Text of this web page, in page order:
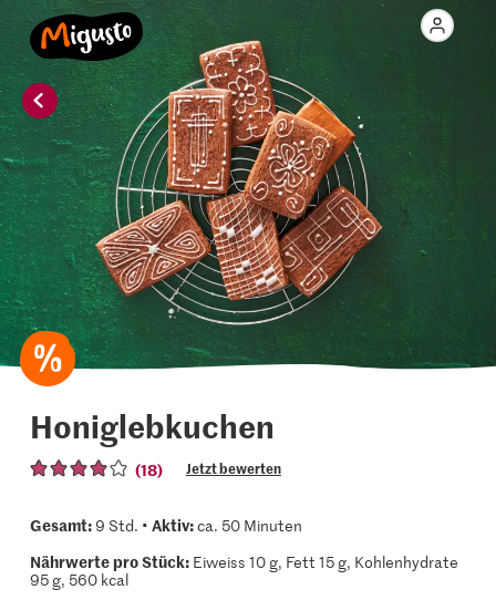
Honiglebkuchen
(18) Jetzt bewerten
Gesamt:9 Std. • Aktiv:ca. 50 Minuten
Nährwerte pro Stück:Eiweiss 10 g, Fett 15 g, Kohlenhydrate
95 g, 560 kcal